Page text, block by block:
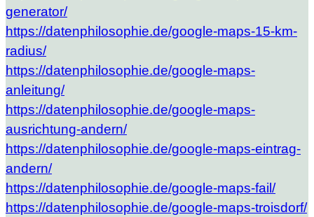
generator/
https://datenphilosophie.de/google-maps-15-km-
radius/
https://datenphilosophie.de/google-maps-
anleitung/
https://datenphilosophie.de/google-maps-
ausrichtung-andern/
https://datenphilosophie.de/google-maps-eintrag-
andern/
https://datenphilosophie.de/google-maps-fail/
https://datenphilosophie.de/google-maps-troisdorf/